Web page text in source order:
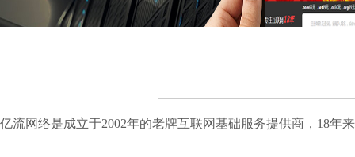
亿流网络是成立于2002年的老牌互联网基础服务提供商，18